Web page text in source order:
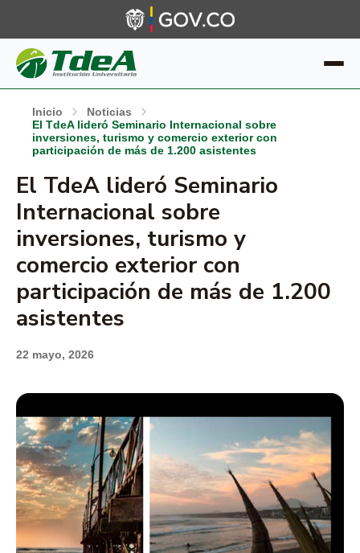
Inicio
Noticias
El TdeA lideró Seminario Internacional sobre
inversiones, turismo y comercio exterior con
participación de más de 1.200 asistentes
El TdeA lideró Seminario
Internacional sobre
inversiones, turismo y
comercio exterior con
participación de más de 1.200
asistentes
22 mayo, 2026